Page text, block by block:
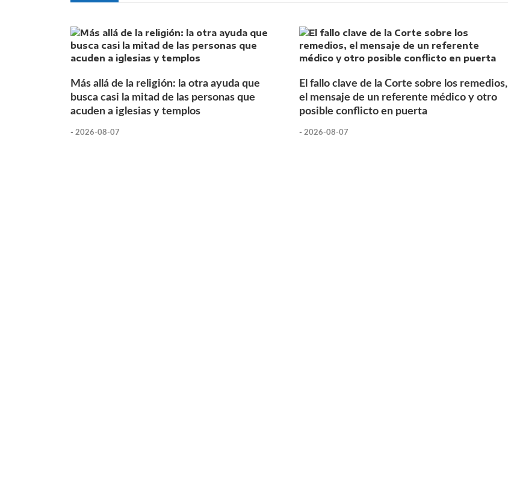
Más allá de la religión: la otra ayuda que
busca casi la mitad de las personas que
acuden a iglesias y templos
- 2026-08-07
El fallo clave de la Corte sobre los remedios,
el mensaje de un referente médico y otro
posible conflicto en puerta
- 2026-08-07